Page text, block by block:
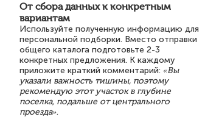
От сбора данных к конкретным
вариантам
Используйте полученную информацию для
персональной подборки. Вместо отправки
общего каталога подготовьте 2-3
конкретных предложения. К каждому
приложите краткий комментарий: «Вы
указали важность тишины, поэтому
рекомендую этот участок в глубине
поселка, подальше от центрального
проезда».